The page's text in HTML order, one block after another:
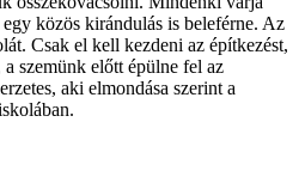
közös kirándulás is beleférne. Az
Csak el kell kezdeni az építkezést,
szemünk előtt épülne fel az
aki elmondása szerint a